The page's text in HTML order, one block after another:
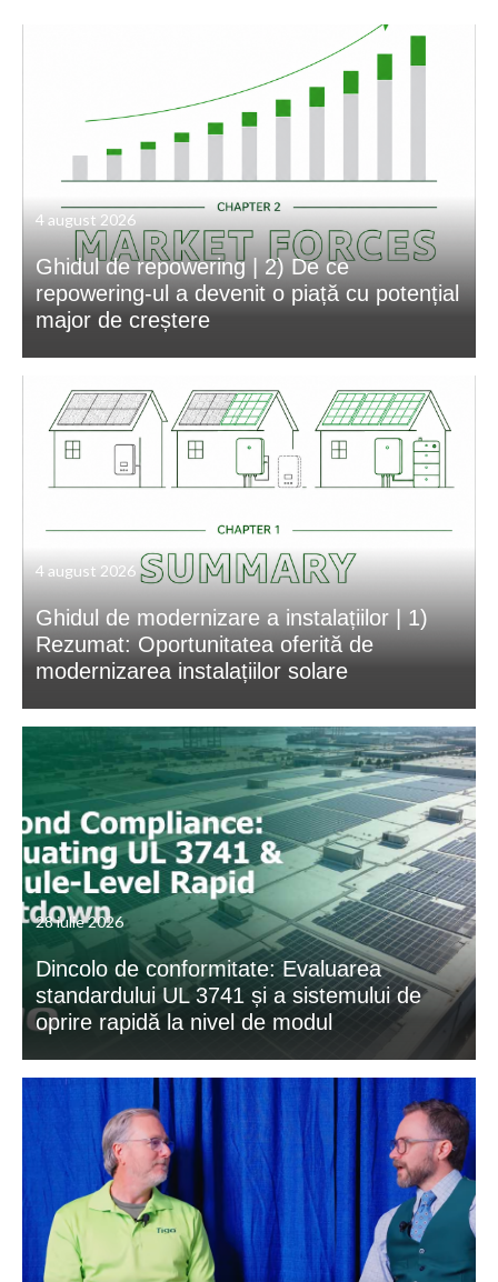
4 august 2026
Ghidul de repowering | 2) De ce
repowering-ul a devenit o piață cu potențial
major de creștere
4 august 2026
Ghidul de modernizare a instalațiilor | 1)
Rezumat: Oportunitatea oferită de
modernizarea instalațiilor solare
28 iulie 2026
Dincolo de conformitate: Evaluarea
standardului UL 3741 și a sistemului de
oprire rapidă la nivel de modul